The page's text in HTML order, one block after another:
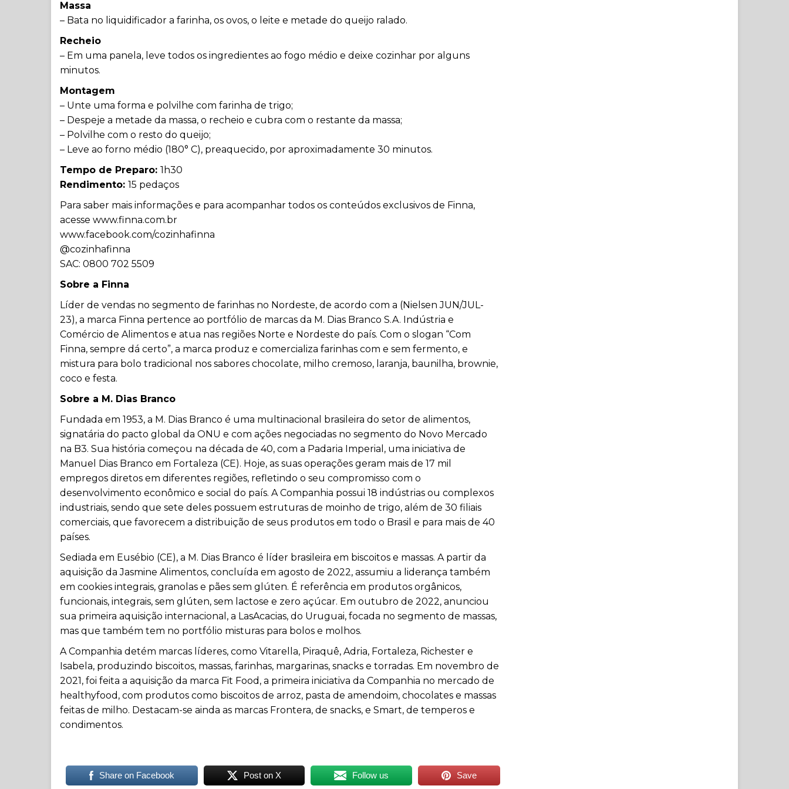
Massa
– Bata no liquidificador a farinha, os ovos, o leite e metade do queijo ralado.
Recheio
– Em uma panela, leve todos os ingredientes ao fogo médio e deixe cozinhar por alguns
minutos.
Montagem
– Unte uma forma e polvilhe com farinha de trigo;
– Despeje a metade da massa, o recheio e cubra com o restante da massa;
– Polvilhe com o resto do queijo;
– Leve ao forno médio (180° C), preaquecido, por aproximadamente 30 minutos.
Tempo de Preparo: 1h30
Rendimento: 15 pedaços
Para saber mais informações e para acompanhar todos os conteúdos exclusivos de Finna,
acesse www.finna.com.br
www.facebook.com/cozinhafinna
@cozinhafinna
SAC: 0800 702 5509
Sobre a Finna
Líder de vendas no segmento de farinhas no Nordeste, de acordo com a (Nielsen JUN/JUL-
23), a marca Finna pertence ao portfólio de marcas da M. Dias Branco S.A. Indústria e
Comércio de Alimentos e atua nas regiões Norte e Nordeste do país. Com o slogan “Com
Finna, sempre dá certo”, a marca produz e comercializa farinhas com e sem fermento, e
mistura para bolo tradicional nos sabores chocolate, milho cremoso, laranja, baunilha, brownie,
coco e festa.
Sobre a M. Dias Branco
Fundada em 1953, a M. Dias Branco é uma multinacional brasileira do setor de alimentos,
signatária do pacto global da ONU e com ações negociadas no segmento do Novo Mercado
na B3. Sua história começou na década de 40, com a Padaria Imperial, uma iniciativa de
Manuel Dias Branco em Fortaleza (CE). Hoje, as suas operações geram mais de 17 mil
empregos diretos em diferentes regiões, refletindo o seu compromisso com o
desenvolvimento econômico e social do país. A Companhia possui 18 indústrias ou complexos
industriais, sendo que sete deles possuem estruturas de moinho de trigo, além de 30 filiais
comerciais, que favorecem a distribuição de seus produtos em todo o Brasil e para mais de 40
países.
Sediada em Eusébio (CE), a M. Dias Branco é líder brasileira em biscoitos e massas. A partir da
aquisição da Jasmine Alimentos, concluída em agosto de 2022, assumiu a liderança também
em cookies integrais, granolas e pães sem glúten. É referência em produtos orgânicos,
funcionais, integrais, sem glúten, sem lactose e zero açúcar. Em outubro de 2022, anunciou
sua primeira aquisição internacional, a LasAcacias, do Uruguai, focada no segmento de massas,
mas que também tem no portfólio misturas para bolos e molhos.
A Companhia detém marcas líderes, como Vitarella, Piraquê, Adria, Fortaleza, Richester e
Isabela, produzindo biscoitos, massas, farinhas, margarinas, snacks e torradas. Em novembro de
2021, foi feita a aquisição da marca Fit Food, a primeira iniciativa da Companhia no mercado de
healthyfood, com produtos como biscoitos de arroz, pasta de amendoim, chocolates e massas
feitas de milho. Destacam-se ainda as marcas Frontera, de snacks, e Smart, de temperos e
condimentos.
Share on Facebook Post on X Follow us Save